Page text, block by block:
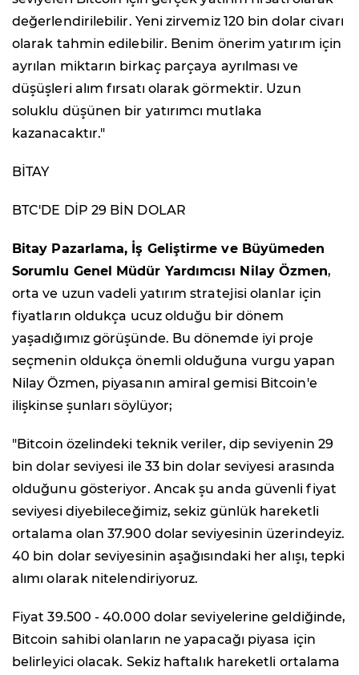
değerlendirilebilir. Yeni zirvemiz 120 bin dolar civarı
olarak tahmin edilebilir. Benim önerim yatırım için
ayrılan miktarın birkaç parçaya ayrılması ve
düşüşleri alım fırsatı olarak görmektir. Uzun
soluklu düşünen bir yatırımcı mutlaka
kazanacaktır."
BİTAY
BTC'DE DİP 29 BİN DOLAR
Bitay Pazarlama, İş Geliştirme ve Büyümeden
Sorumlu Genel Müdür Yardımcısı Nilay Özmen,
orta ve uzun vadeli yatırım stratejisi olanlar için
fiyatların oldukça ucuz olduğu bir dönem
yaşadığımız görüşünde. Bu dönemde iyi proje
seçmenin oldukça önemli olduğuna vurgu yapan
Nilay Özmen, piyasanın amiral gemisi Bitcoin'e
ilişkinse şunları söylüyor;
"Bitcoin özelindeki teknik veriler, dip seviyenin 29
bin dolar seviyesi ile 33 bin dolar seviyesi arasında
olduğunu gösteriyor. Ancak şu anda güvenli fiyat
seviyesi diyebileceğimiz, sekiz günlük hareketli
ortalama olan 37.900 dolar seviyesinin üzerindeyiz.
40 bin dolar seviyesinin aşağısındaki her alışı, tepki
alımı olarak nitelendiriyoruz.
Fiyat 39.500 - 40.000 dolar seviyelerine geldiğinde,
Bitcoin sahibi olanların ne yapacağı piyasa için
belirleyici olacak. Sekiz haftalık hareketli ortalama